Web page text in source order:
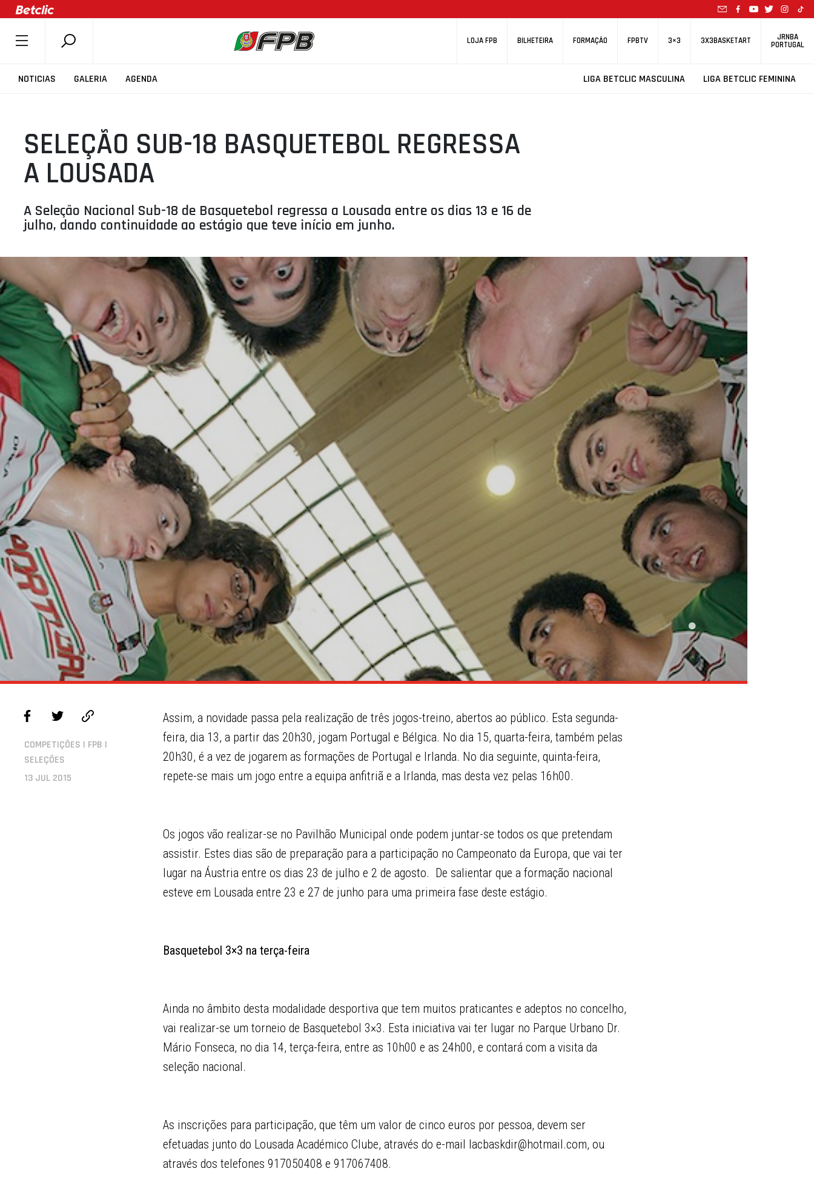
LOJA FPB BILHETEIRA FORMAÇÃO FPBTV 3×3 3X3BASKETART JRNBA
PORTUGAL
NOTICIAS GALERIA AGENDA LIGA BETCLIC MASCULINA LIGA BETCLIC FEMININA
SOBRE A FPB
COMPETIÇÕES
ASSOCIAÇÕES
CLUBES
AGENTES
AGENDA
MINIBASQUETE
ÁREA TÉCNICA
PROJETOS
SELEÇÃO SUB-18 BASQUETEBOL REGRESSA
A LOUSADA
A Seleção Nacional Sub-18 de Basquetebol regressa a Lousada entre os dias 13 e 16 de
julho, dando continuidade ao estágio que teve início em junho.
COMPETIÇÕES | FPB |
SELEÇÕES
13 JUL 2015
Assim, a novidade passa pela realização de três jogos-treino, abertos ao público. Esta segunda-
feira, dia 13, a partir das 20h30, jogam Portugal e Bélgica. No dia 15, quarta-feira, também pelas
20h30, é a vez de jogarem as formações de Portugal e Irlanda. No dia seguinte, quinta-feira,
repete-se mais um jogo entre a equipa anfitriã e a Irlanda, mas desta vez pelas 16h00.
Os jogos vão realizar-se no Pavilhão Municipal onde podem juntar-se todos os que pretendam
assistir. Estes dias são de preparação para a participação no Campeonato da Europa, que vai ter
lugar na Áustria entre os dias 23 de julho e 2 de agosto. De salientar que a formação nacional
esteve em Lousada entre 23 e 27 de junho para uma primeira fase deste estágio.
Basquetebol 3×3 na terça-feira
Ainda no âmbito desta modalidade desportiva que tem muitos praticantes e adeptos no concelho,
vai realizar-se um torneio de Basquetebol 3×3. Esta iniciativa vai ter lugar no Parque Urbano Dr.
Mário Fonseca, no dia 14, terça-feira, entre as 10h00 e as 24h00, e contará com a visita da
seleção nacional.
As inscrições para participação, que têm um valor de cinco euros por pessoa, devem ser
efetuadas junto do Lousada Académico Clube, através do e-mail lacbaskdir@hotmail.com, ou
através dos telefones 917050408 e 917067408.